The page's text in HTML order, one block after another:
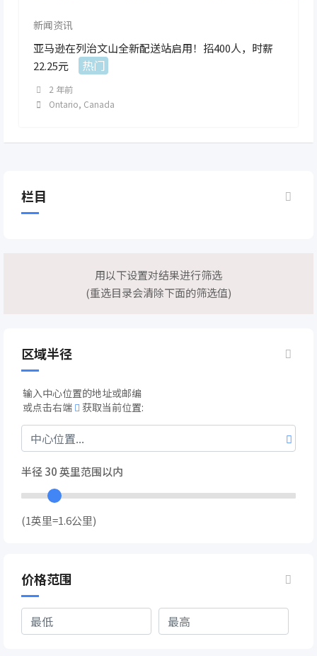
新闻资讯
亚马逊在列治文山全新配送站启用！招400人，时薪
22.25元
热门
2 年前
Ontario, Canada
栏目
用以下设置对结果进行筛选
(重选目录会清除下面的筛选值)
区域半径
输入中心位置的地址或邮编
或点击右端
获取当前位置:
半径30英里范围以内
(1英里=1.6公里)
价格范围